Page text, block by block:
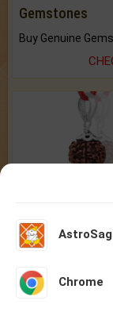
Gemstones
Chrome
Home